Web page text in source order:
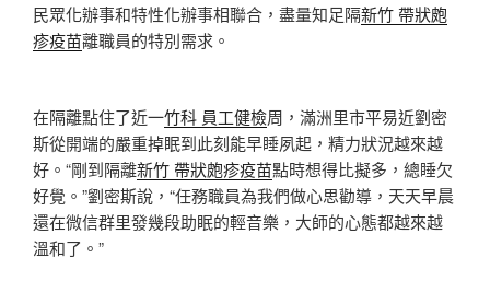
民眾化辦事和特性化辦事相聯合，盡量知足隔新竹 帶狀皰
疹疫苗離職員的特別需求。
在隔離點住了近一竹科 員工健檢周，滿洲里市平易近劉密
斯從開端的嚴重掉眠到此刻能早睡夙起，精力狀況越來越
好。“剛到隔離新竹 帶狀皰疹疫苗點時想得比擬多，總睡欠
好覺。”劉密斯說，“任務職員為我們做心思勸導，天天早晨
還在微信群里發幾段助眠的輕音樂，大師的心態都越來越
溫和了。”